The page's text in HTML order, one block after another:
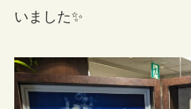
いました✨